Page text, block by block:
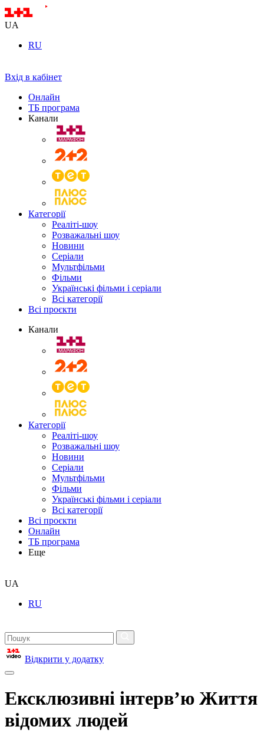
UA
RU
Вхід в кабінет
Онлайн
ТБ програма
Канали
Категорії
Реаліті-шоу
Розважальні шоу
Новини
Серіали
Мультфільми
Фільми
Українські фільми і серіали
Всі категорії
Всі проєкти
Канали
Категорії
Реаліті-шоу
Розважальні шоу
Новини
Серіали
Мультфільми
Фільми
Українські фільми і серіали
Всі категорії
Всі проєкти
Онлайн
ТБ програма
Еще
UA
RU
Відкрити у додатку
Ексклюзивні інтерв’ю Життя
відомих людей